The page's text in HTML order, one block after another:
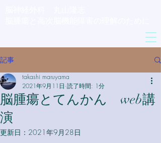
記事
脳腫瘍とてんかん web講
演
takashi maruyama
2021年9月11日 読了時間: 1分
更新日： 2021年9月28日